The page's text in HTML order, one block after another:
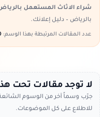
شراء الاثاث المستعمل
بالرياض – دليل إعلانك.
عدد المقالات المرتبطة بهذا الوسم:
لا توجد مقالات تحت
جرّب وسماً آخر من الوسوم الشائعة
للاطلاع على كل الموضوعات.